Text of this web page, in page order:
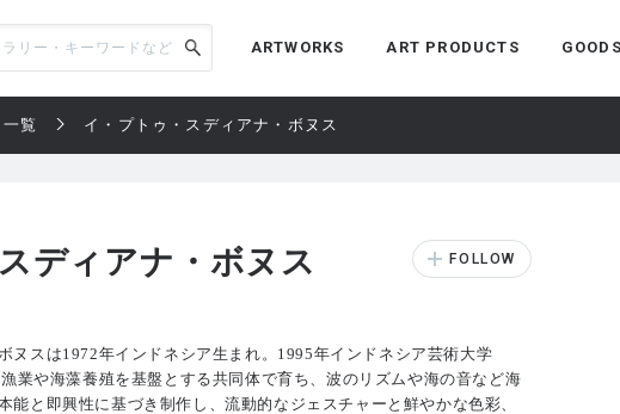
ARTWORKS ART PRODUCTS GOODS
覧 イ・プトゥ・スディアナ・ボヌス
ディアナ・ボヌス
ヌスは1972年インドネシア生まれ。1995年インドネシア芸術大学
業や海藻養殖を基盤とする共同体で育ち、波のリズムや海の音など海
能と即興性に基づき制作し、流動的なジェスチャーと鮮やかな色彩、